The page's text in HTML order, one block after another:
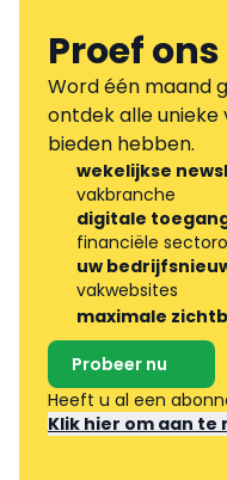
Proef ons
Word één maand
ontdek alle unieke
bieden hebben.
wekelijkse
vakbranche
digitale
financiële
uw
vakwebsites
maximale
Probeer nu
Heeft u al een
Klik hier om aan te